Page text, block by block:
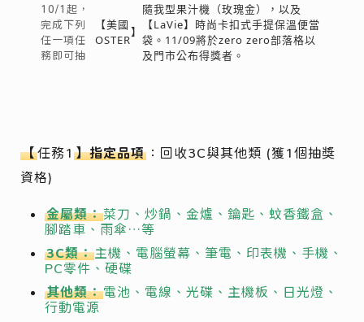
10/1起，
完成下列
任一項任
務即可抽
【美國
OSTER
】
隨我型果汁機（玫瑰金），以及
【LaVie】時尚卡扣式手提保溫便當
袋。11/09將於zero zero部落格以
及門市公布得獎者。
【任務1】指定品項 ：回收3C與其他類 (獲1個抽獎
資格)
金屬類：菜刀、炒鍋、金爐、鑰匙、蚊香鐵盒、
腳踏車、雨傘…等
3C類： 主機、電腦螢幕、筆電、印表機、手機、
PC零件、硬碟
其他類：電池、電線、光碟、主機板、日光燈、
行動電源